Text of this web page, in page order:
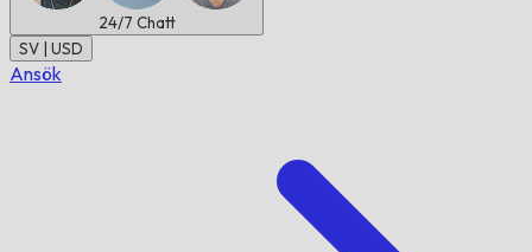
24/7 Chatt
SV | USD
Ansök